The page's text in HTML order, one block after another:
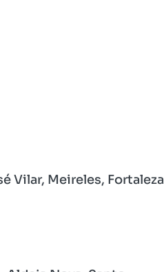
Vilar, Meireles, Fortaleza